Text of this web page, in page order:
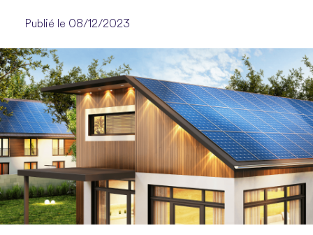
Publié le 08/12/2023